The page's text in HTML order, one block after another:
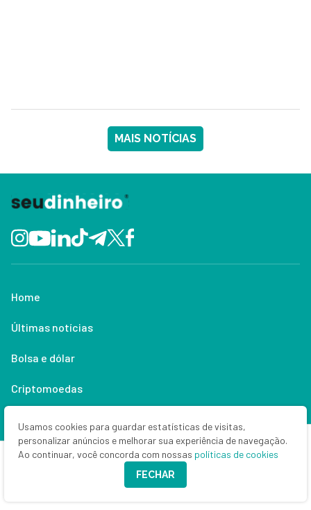
MAIS NOTÍCIAS
Home
Últimas notícias
Bolsa e dólar
Criptomoedas
Política
Usamos cookies para guardar estatísticas de visitas,
personalizar anúncios e melhorar sua experiência de navegação.
Ao continuar, você concorda com nossas políticas de cookies
FECHAR